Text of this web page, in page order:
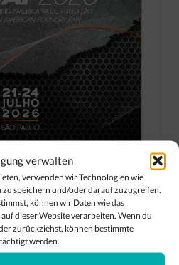
verwalten
verwenden wir Technologien wie
speichern und/oder darauf zuzugreifen.
können wir Daten wie das
dieser Website verarbeiten. Wenn du
zurückziehst, können bestimmte
werden.